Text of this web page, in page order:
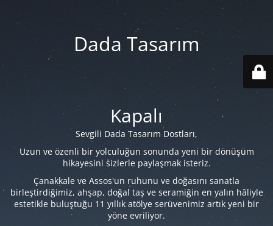
Dada Tasarım
Kapalı
Sevgili Dada Tasarım Dostları,
Uzun ve özenli bir yolculuğun sonunda yeni bir dönüşüm
hikayesini sizlerle paylaşmak isteriz.
Çanakkale ve Assos'un ruhunu ve doğasını sanatla
birleştirdiğimiz, ahşap, doğal taş ve seramiğin en yalın hâliyle
estetikle buluştuğu 11 yıllık atölye serüvenimiz artık yeni bir
yöne evriliyor.